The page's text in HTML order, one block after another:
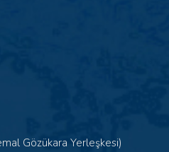
Gözükara Yerleşkesi)